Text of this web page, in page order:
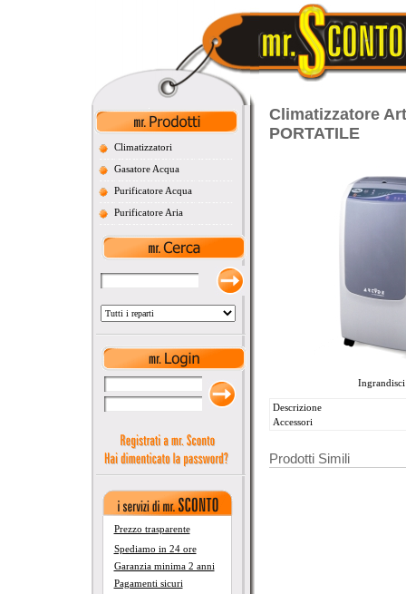
Climatizzatori
Gasatore Acqua
Purificatore Acqua
Purificatore Aria
Prezzo trasparente
Spediamo in 24 ore
Garanzia minima 2 anni
Pagamenti sicuri
Climatizzatore
PORTATILE
Ingrandisci
Descrizione
Accessori
Prodotti Simili